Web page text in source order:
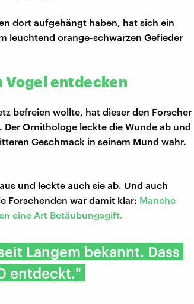
dort aufgehängt haben, hat sich ein
leuchtend orange-schwarzen Gefieder
entdecken
befreien wollte, hat dieser den Forscher
Ornithologe leckte die Wunde ab und
Geschmack in seinem Mund wahr.
und leckte auch sie ab. Und auch
Forschenden war damit klar: Manche
eine Art Betäubungsgift.
Langem bekannt. Dass
entdeckt."